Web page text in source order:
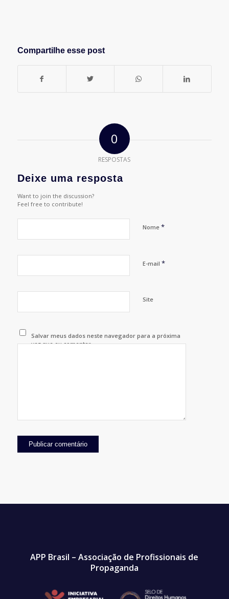
Compartilhe esse post
0
RESPOSTAS
Deixe uma resposta
Want to join the discussion?
Feel free to contribute!
Nome *
E-mail *
Site
Salvar meus dados neste navegador para a próxima
vez que eu comentar.
APP Brasil – Associação de Profissionais de
Propaganda